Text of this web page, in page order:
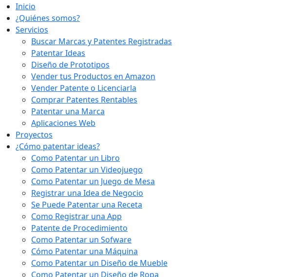
Inicio
¿Quiénes somos?
Servicios
Buscar Marcas y Patentes Registradas
Patentar Ideas
Diseño de Prototipos
Vender tus Productos en Amazon
Vender Patente o Licenciarla
Comprar Patentes Rentables
Patentar una Marca
Aplicaciones Web
Proyectos
¿Cómo patentar ideas?
Como Patentar un Libro
Como Patentar un Videojuego
Como Patentar un Juego de Mesa
Registrar una Idea de Negocio
Se Puede Patentar una Receta
Como Registrar una App
Patente de Procedimiento
Como Patentar un Sofware
Cómo Patentar una Máquina
Como Patentar un Diseño de Mueble
Como Patentar un Diseño de Ropa